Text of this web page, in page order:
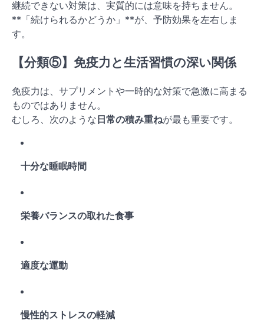
継続できない対策は、実質的には意味を持ちません。
**「続けられるかどうか」**が、予防効果を左右しま
す。
【分類⑤】免疫力と生活習慣の深い関係
免疫力は、サプリメントや一時的な対策で急激に高まる
ものではありません。
むしろ、次のような日常の積み重ねが最も重要です。
十分な睡眠時間
栄養バランスの取れた食事
適度な運動
慢性的ストレスの軽減